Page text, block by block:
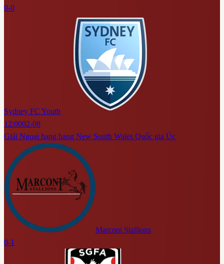
0-0
Sydney FC Youth
12:0002-08
Giải Ngoại hạng bang New South Wales Quốc gia Úc
Marconi Stallions
0-1